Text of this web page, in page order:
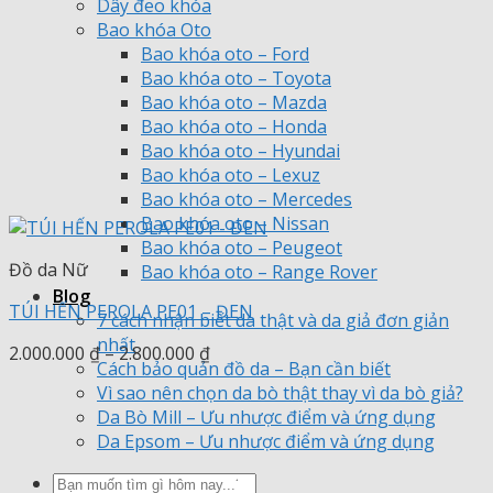
Dây đeo khóa
Bao khóa Oto
Bao khóa oto – Ford
Bao khóa oto – Toyota
Bao khóa oto – Mazda
Bao khóa oto – Honda
Bao khóa oto – Hyundai
Bao khóa oto – Lexuz
Bao khóa oto – Mercedes
Bao khóa oto – Nissan
Bao khóa oto – Peugeot
Bao khóa oto – Range Rover
Blog
7 cách nhận biết da thật và da giả đơn giản
nhất
Cách bảo quản đồ da – Bạn cần biết
Vì sao nên chọn da bò thật thay vì da bò giả?
Da Bò Mill – Ưu nhược điểm và ứng dụng
Da Epsom – Ưu nhược điểm và ứng dụng
Tìm
Đồ da Nữ
TÚI HẾN PEROLA PE01 – ĐEN
2.000.000 ₫–2.800.000 ₫Khoảng
giá:
từ
2.000.000 ₫
đến
2.800.000 ₫